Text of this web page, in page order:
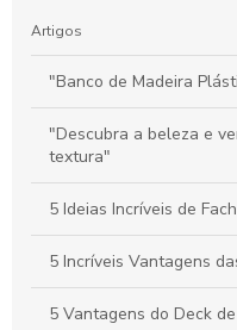
Artigos
"Banco de Madeira
"Descubra a beleza e
textura"
5 Ideias Incríveis de
5 Incríveis Vantagens
5 Vantagens do Deck